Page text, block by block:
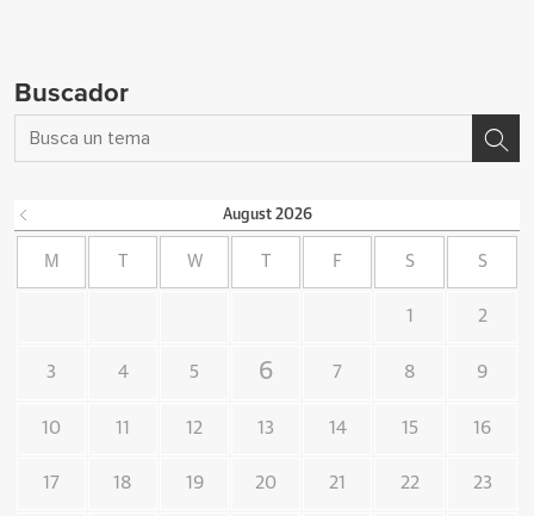
Buscador
August 2026
M W F S S
1 2
3 4 5 6 7 8 9
10 11 12 13 14 15 16
17 18 19 20 21 22 23